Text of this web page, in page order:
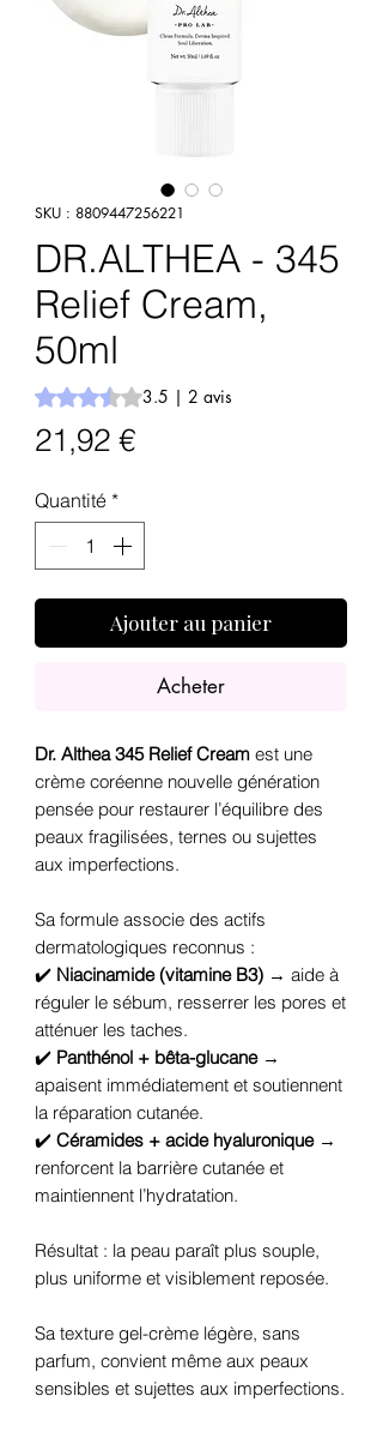
SKU : 8809447256221
DR.ALTHEA - 345
Relief Cream,
50ml
La note est de 3.5 sur cinq étoiles selon 2
3.5 | 2 avis
21,92 €Prix
Quantité *
Ajouter au panier
Acheter
Dr. Althea 345 Relief Cream est une
crème coréenne nouvelle génération
pensée pour restaurer l’équilibre des
peaux fragilisées, ternes ou sujettes
aux imperfections.
Sa formule associe des actifs
dermatologiques reconnus :
✔️ Niacinamide (vitamine B3) → aide à
réguler le sébum, resserrer les pores et
atténuer les taches.
✔️ Panthénol + bêta-glucane→
apaisent immédiatement et soutiennent
la réparation cutanée.
✔️ Céramides + acide hyaluronique→
renforcent la barrière cutanée et
maintiennent l’hydratation.
Résultat : la peau paraît plus souple,
plus uniforme et visiblement reposée.
Sa texture gel-crème légère, sans
parfum, convient même aux peaux
sensibles et sujettes aux imperfections.